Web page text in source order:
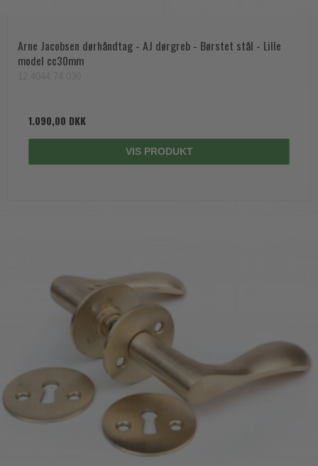
Arne Jacobsen dørhåndtag - AJ dørgreb - Børstet stål - Lille
model cc30mm
1.090,00 DKK
VIS PRODUKT